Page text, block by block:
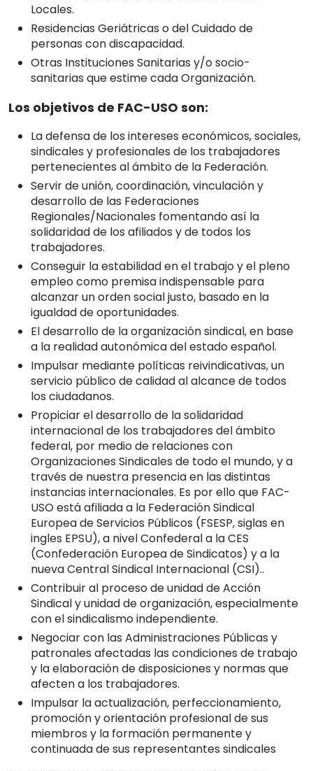
Locales.
Residencias Geriátricas o del Cuidado de
personas con discapacidad.
Otras Instituciones Sanitarias y/o socio-
sanitarias que estime cada Organización.
Los objetivos de FAC-USO son:
La defensa de los intereses económicos, sociales,
sindicales y profesionales de los trabajadores
pertenecientes al ámbito de la Federación.
Servir de unión, coordinación, vinculación y
desarrollo de las Federaciones
Regionales/Nacionales fomentando así la
solidaridad de los afiliados y de todos los
trabajadores.
Conseguir la estabilidad en el trabajo y el pleno
empleo como premisa indispensable para
alcanzar un orden social justo, basado en la
igualdad de oportunidades.
El desarrollo de la organización sindical, en base
a la realidad autonómica del estado español.
Impulsar mediante políticas reivindicativas, un
servicio público de calidad al alcance de todos
los ciudadanos.
Propiciar el desarrollo de la solidaridad
internacional de los trabajadores del ámbito
federal, por medio de relaciones con
Organizaciones Sindicales de todo el mundo, y a
través de nuestra presencia en las distintas
instancias internacionales. Es por ello que FAC-
USO está afiliada a la Federación Sindical
Europea de Servicios Públicos (FSESP, siglas en
ingles EPSU), a nivel Confederal a la CES
(Confederación Europea de Sindicatos) y a la
nueva Central Sindical Internacional (CSI)..
Contribuir al proceso de unidad de Acción
Sindical y unidad de organización, especialmente
con el sindicalismo independiente.
Negociar con las Administraciones Públicas y
patronales afectadas las condiciones de trabajo
y la elaboración de disposiciones y normas que
afecten a los trabajadores.
Impulsar la actualización, perfeccionamiento,
promoción y orientación profesional de sus
miembros y la formación permanente y
continuada de sus representantes sindicales